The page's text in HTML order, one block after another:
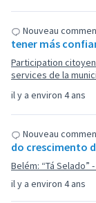
il y a environ 4 ans
Nouveau
tener más
Participation
services de la
il y a environ 4 ans
Nouveau
do crescimento
Belém: “Tá